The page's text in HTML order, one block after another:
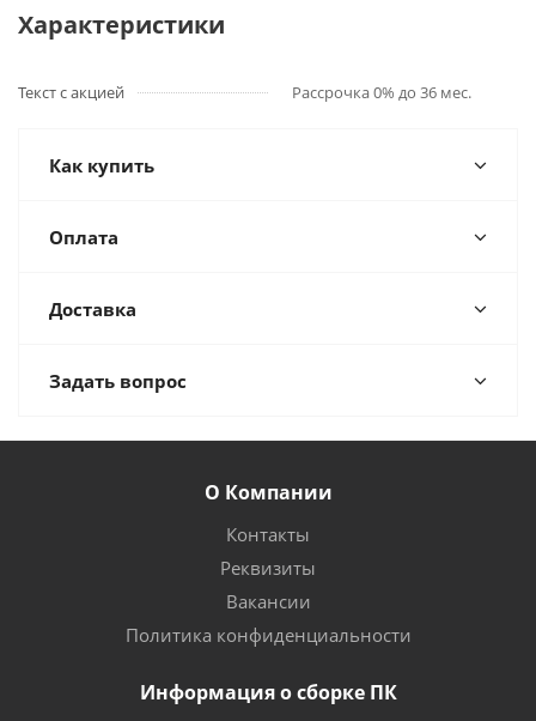
Характеристики
Текст с акцией Рассрочка 0% до 36 мес.
Как купить
Оплата
Доставка
Задать вопрос
О Компании
Контакты
Реквизиты
Вакансии
Политика конфиденциальности
Информация о сборке ПК